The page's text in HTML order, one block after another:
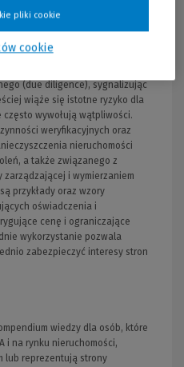
fuzji i przejęć oraz
transakcyjnych na
z prawa ochrony
(due diligence), sygnalizując
wiąże się istotne ryzyko dla
wywołują wątpliwości.
weryfikacyjnych oraz
nieruchomości
a także związanego z
i wymierzaniem
przykłady oraz wzory
oświadczenia i
cenę i ograniczające
wykorzystanie pozwala
zabezpieczyć interesy stron
wiedzy dla osób, które
i na rynku nieruchomości,
lub reprezentują strony
cookie
pliki cookie